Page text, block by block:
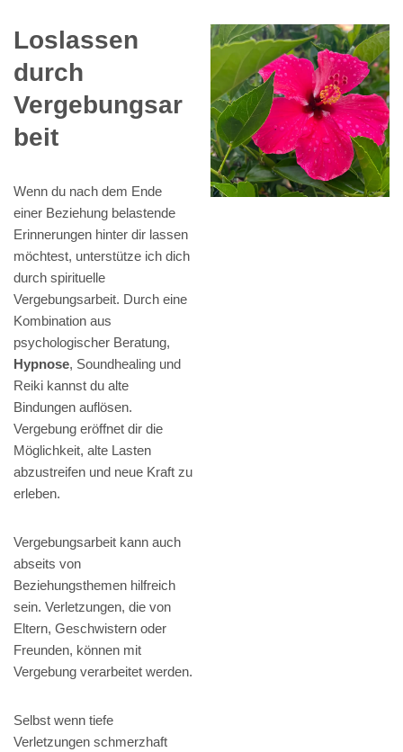
Loslassen
durch
Vergebungsar
beit
Wenn du nach dem Ende
einer Beziehung belastende
Erinnerungen hinter dir lassen
möchtest, unterstütze ich dich
durch spirituelle
Vergebungsarbeit. Durch eine
Kombination aus
psychologischer Beratung,
Hypnose, Soundhealing und
Reiki kannst du alte
Bindungen auflösen.
Vergebung eröffnet dir die
Möglichkeit, alte Lasten
abzustreifen und neue Kraft zu
erleben.
Vergebungsarbeit kann auch
abseits von
Beziehungsthemen hilfreich
sein. Verletzungen, die von
Eltern, Geschwistern oder
Freunden, können mit
Vergebung verarbeitet werden.
Selbst wenn tiefe
Verletzungen schmerzhaft